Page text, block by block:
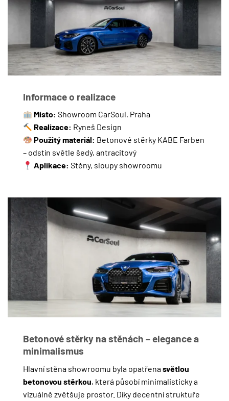
Informace o realizace
Místo: Showroom CarSoul, Praha
Realizace: Ryneš Design
Použitý materiál: Betonové stěrky KABE Farben
– odstín světle šedý, antracitový
Aplikace: Stěny, sloupy showroomu
Betonové stěrky na stěnách – elegance a
minimalismus
Hlavní stěna showroomu byla opatřenasvětlou
betonovou stěrkou, která působí minimalisticky a
vizuálně zvětšuje prostor. Díky decentní struktuře